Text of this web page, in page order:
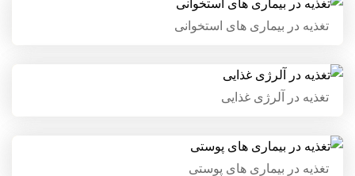
تغذیه در بیماری های استخوانی
تغذیه در بیماری های استخوانی
تغذیه در آلرژی غذایی
تغذیه در بیماری های پوستی
تغذیه در بیماری های پوستی